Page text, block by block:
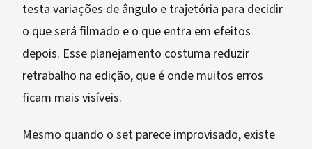
testa variações de ângulo e trajetória para decidir
o que será filmado e o que entra em efeitos
depois. Esse planejamento costuma reduzir
retrabalho na edição, que é onde muitos erros
ficam mais visíveis.
Mesmo quando o set parece improvisado, existe